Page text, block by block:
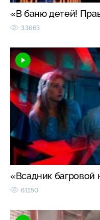
«В баню детей!
33663
«Всадник багровой
61150